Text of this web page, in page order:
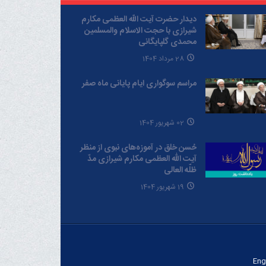
دیدار حضرت آیت الله العظمی مکارم
شیرازی با حجت الاسلام والمسلمین
محمدی گلپایگانی
28 مرداد 1404
مراسم سوگواری ایام پایانی ماه صفر
02 شهریور 1404
حُسن خلق در آموزه‌های نبوی از منظر
آیت الله العظمی مکارم شیرازی مدّ
ظلّه العالی
19 شهریور 1404